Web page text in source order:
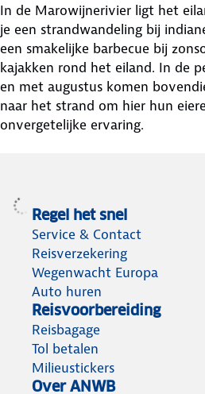
In de Marowijnerivier ligt het
je een strandwandeling bij
een smakelijke barbecue bij
kajakken rond het eiland. In de
en met augustus komen
naar het strand om hier hun
onvergetelijke ervaring.
Regel het snel
Service & Contact
Reisverzekering
Wegenwacht Europa
Auto huren
Reisvoorbereiding
Reisbagage
Tol betalen
Milieustickers
Over ANWB